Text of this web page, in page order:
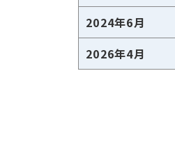
2024年6月
2026年4月